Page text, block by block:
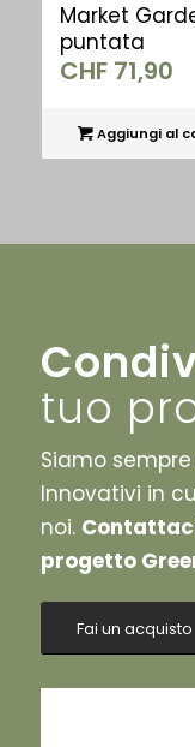
Market
puntata
CHF71,90
Aggiungi al
tuo
Siamo
Innovativi in
noi.
progetto
Fai un acquisto